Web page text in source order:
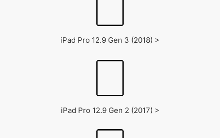
iPad Pro 12.9 Gen 3 (2018) >
iPad Pro 12.9 Gen 2 (2017) >